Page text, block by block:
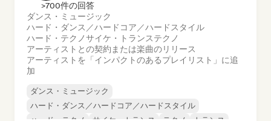
>700件の回答
ダンス・ミュージック
ハード・ダンス／ハードコア／ハードスタイル
ハード・テクノサイケ・トランステクノ
アーティストとの契約または楽曲のリリース
アーティストを「インパクトのあるプレイリスト」に追
加
ダンス・ミュージック
ハード・ダンス／ハードコア／ハードスタイル